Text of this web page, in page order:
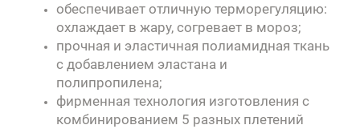
обеспечивает отличную терморегуляцию:
охлаждает в жару, согревает в мороз;
прочная и эластичная полиамидная ткань
с добавлением эластана и
полипропилена;
фирменная технология изготовления с
комбинированием 5 разных плетений